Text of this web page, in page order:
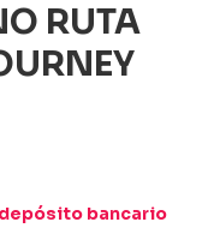
RUTA
bancario